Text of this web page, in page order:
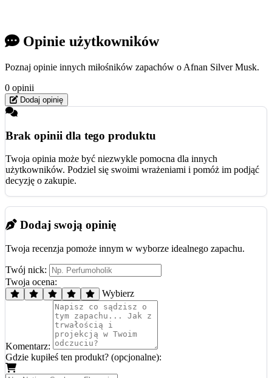
Opinie użytkowników
Poznaj opinie innych miłośników zapachów o Afnan Silver Musk.
0 opinii
Dodaj opinię
Brak opinii dla tego produktu
Twoja opinia może być niezwykle pomocna dla innych
użytkowników. Podziel się swoimi wrażeniami i pomóż im podjąć
decyzję o zakupie.
Dodaj swoją opinię
Twoja recenzja pomoże innym w wyborze idealnego zapachu.
Twój nick:
Twoja ocena:
Wybierz
Komentarz:
Gdzie kupiłeś ten produkt? (opcjonalne):